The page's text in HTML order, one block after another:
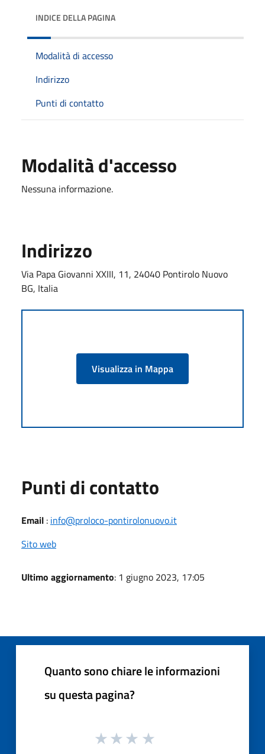
INDICE DELLA PAGINA
Modalità di accesso
Indirizzo
Punti di contatto
Modalità d'accesso
Nessuna informazione.
Indirizzo
Via Papa Giovanni XXIII, 11, 24040 Pontirolo Nuovo
BG, Italia
Visualizza in Mappa
Punti di contatto
Email : info@proloco-pontirolonuovo.it
Sito web
Ultimo aggiornamento: 1 giugno 2023, 17:05
Quanto sono chiare le informazioni
su questa pagina?